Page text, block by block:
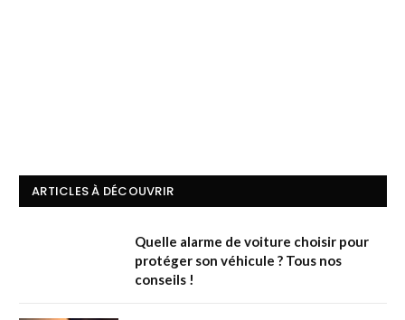
ARTICLES À DÉCOUVRIR
Quelle alarme de voiture choisir pour
protéger son véhicule ? Tous nos
conseils !